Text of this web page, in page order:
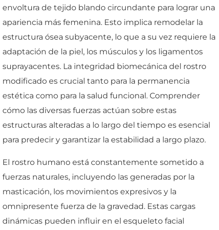
envoltura de tejido blando circundante para lograr una
apariencia más femenina. Esto implica remodelar la
estructura ósea subyacente, lo que a su vez requiere la
adaptación de la piel, los músculos y los ligamentos
suprayacentes. La integridad biomecánica del rostro
modificado es crucial tanto para la permanencia
estética como para la salud funcional. Comprender
cómo las diversas fuerzas actúan sobre estas
estructuras alteradas a lo largo del tiempo es esencial
para predecir y garantizar la estabilidad a largo plazo.
El rostro humano está constantemente sometido a
fuerzas naturales, incluyendo las generadas por la
masticación, los movimientos expresivos y la
omnipresente fuerza de la gravedad. Estas cargas
dinámicas pueden influir en el esqueleto facial